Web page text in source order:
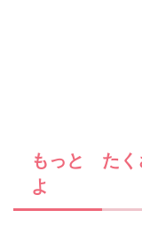
もっと た
よ